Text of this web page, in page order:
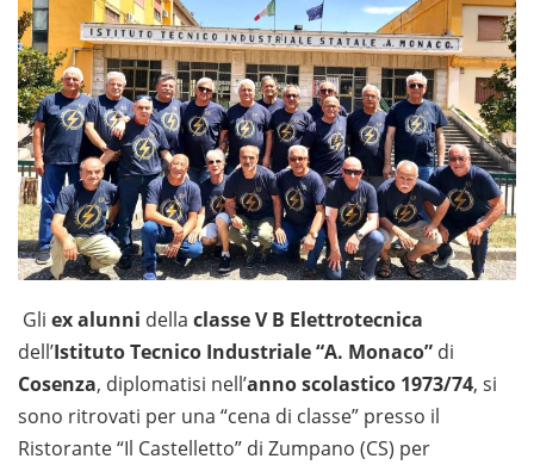
Gli ex alunni della classe V B Elettrotecnica
dell’Istituto Tecnico Industriale “A. Monaco” di
Cosenza, diplomatisi nell’anno scolastico 1973/74, si
sono ritrovati per una “cena di classe” presso il
Ristorante “Il Castelletto” di Zumpano (CS) per